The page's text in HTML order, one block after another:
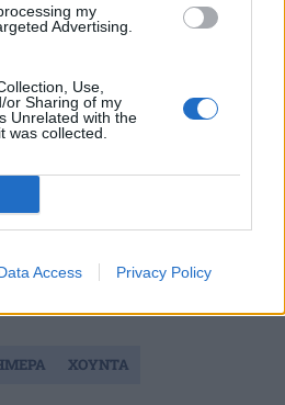
my
Advertising.
Use,
or Sharing of my
Unrelated with the
was collected.
Access Privacy Policy
ΧΟΥΝΤΑ